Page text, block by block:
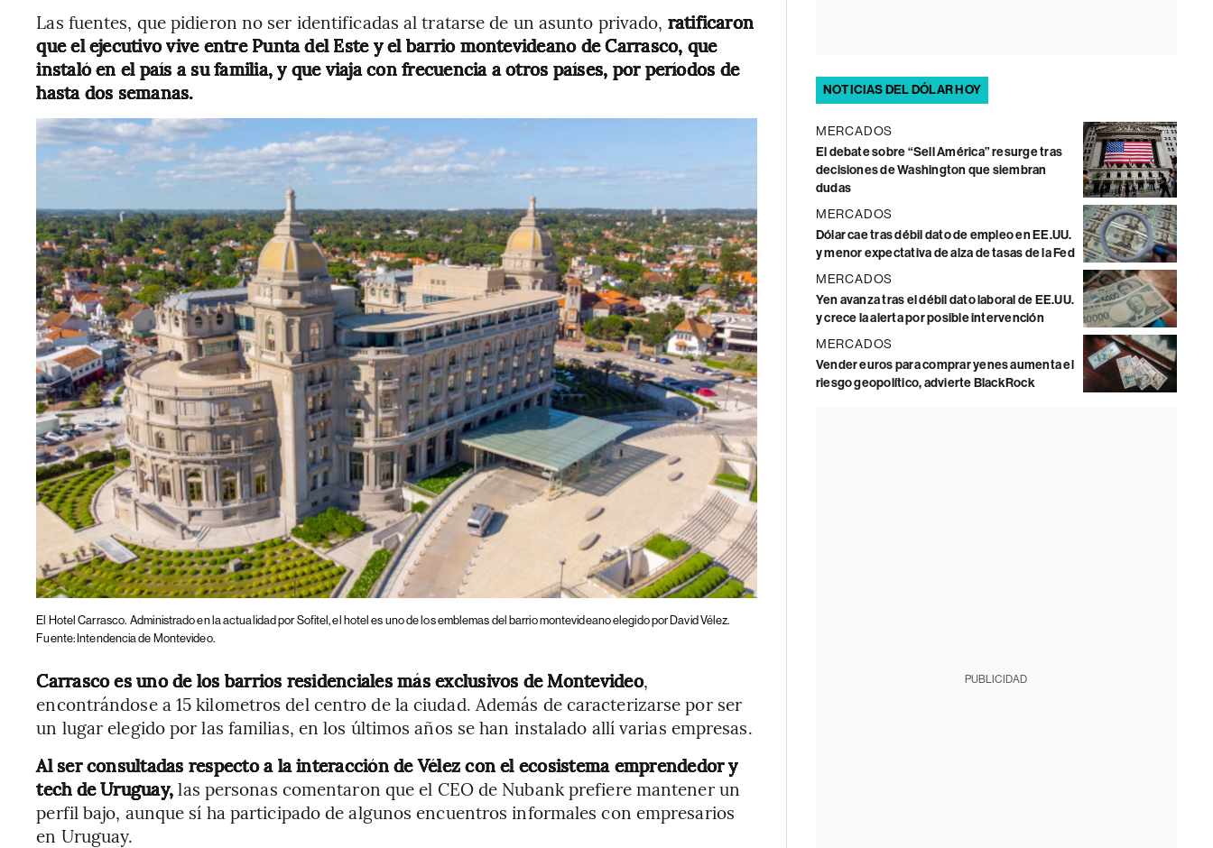
Las fuentes, que pidieron no ser identificadas al tratarse de un asunto privado, ratificaron
que el ejecutivo vive entre Punta del Este y el barrio montevideano de Carrasco, que
instaló en el país a su familia, y que viaja con frecuencia a otros países, por períodos de
hasta dos semanas.
El Hotel Carrasco. Administrado en la actualidad por Sofitel, el hotel es uno de los emblemas del barrio montevideano elegido por David Vélez.
Fuente: Intendencia de Montevideo.
Carrasco es uno de los barrios residenciales más exclusivos de Montevideo,
encontrándose a 15 kilometros del centro de la ciudad. Además de caracterizarse por ser
un lugar elegido por las familias, en los últimos años se han instalado allí varias empresas.
Al ser consultadas respecto a la interacción de Vélez con el ecosistema emprendedor y
tech de Uruguay,las personas comentaron que el CEO de Nubank prefiere mantener un
perfil bajo, aunque sí ha participado de algunos encuentros informales con empresarios
en Uruguay.
NOTICIAS DEL DÓLAR HOY
MERCADOS
El debate sobre “Sell América” resurge tras
decisiones de Washington que siembran
dudas
MERCADOS
Dólar cae tras débil dato de empleo en EE.UU.
y menor expectativa de alza de tasas de la Fed
MERCADOS
Yen avanza tras el débil dato laboral de EE.UU.
y crece la alerta por posible intervención
MERCADOS
Vender euros para comprar yenes aumenta el
riesgo geopolítico, advierte BlackRock
PUBLICIDAD